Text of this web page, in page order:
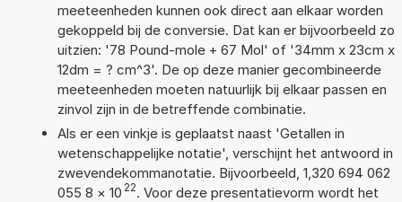
meeteenheden kunnen ook direct aan elkaar worden
gekoppeld bij de conversie. Dat kan er bijvoorbeeld zo
uitzien: '78 Pound-mole + 67 Mol' of '34mm x 23cm x
12dm = ? cm^3'. De op deze manier gecombineerde
meeteenheden moeten natuurlijk bij elkaar passen en
zinvol zijn in de betreffende combinatie.
Als er een vinkje is geplaatst naast 'Getallen in
wetenschappelijke notatie', verschijnt het antwoord in
zwevendekommanotatie. Bijvoorbeeld, 1,320 694 062
055 8 × 10 22. Voor deze presentatievorm wordt het